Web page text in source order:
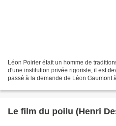
Léon Poirier était un homme de
d'une institution privée rigoriste, il est
passé à la demande de Léon Gaumont
Le film du poilu (Henri